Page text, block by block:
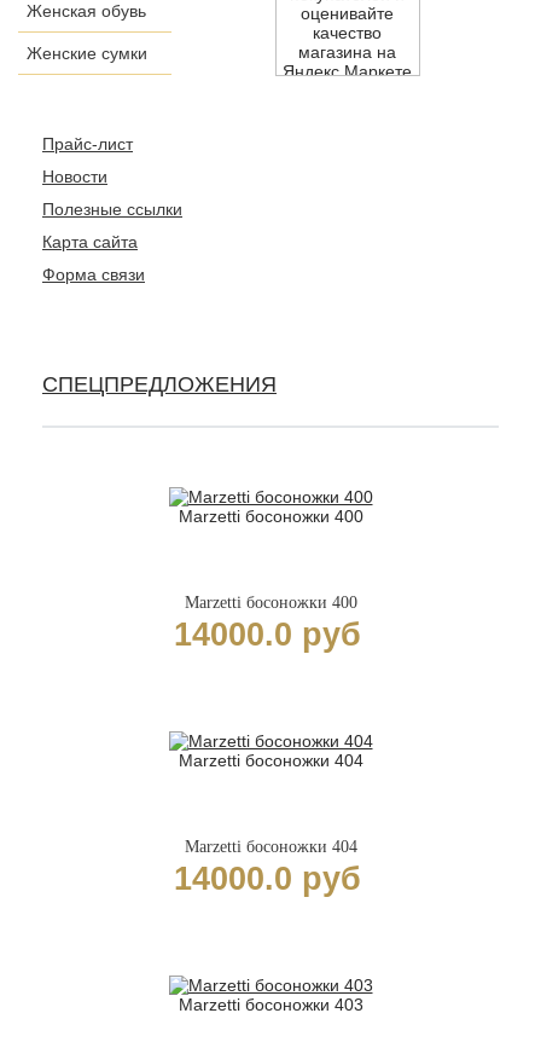
Женская обувь
Женские сумки
Прайс-лист
Новости
Полезные ссылки
Карта сайта
Форма связи
СПЕЦПРЕДЛОЖЕНИЯ
Marzetti босоножки 400
Marzetti босоножки 400
14000.0 руб
Marzetti босоножки 404
Marzetti босоножки 404
14000.0 руб
Marzetti босоножки 403